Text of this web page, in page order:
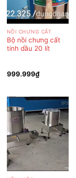
NỒI CHƯNG CẤT
Bộ nồi chưng cất
tinh dầu 20 lít
999.999₫